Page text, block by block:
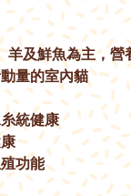
羊及鮮魚為主，營
量的室內貓
統健康
功能